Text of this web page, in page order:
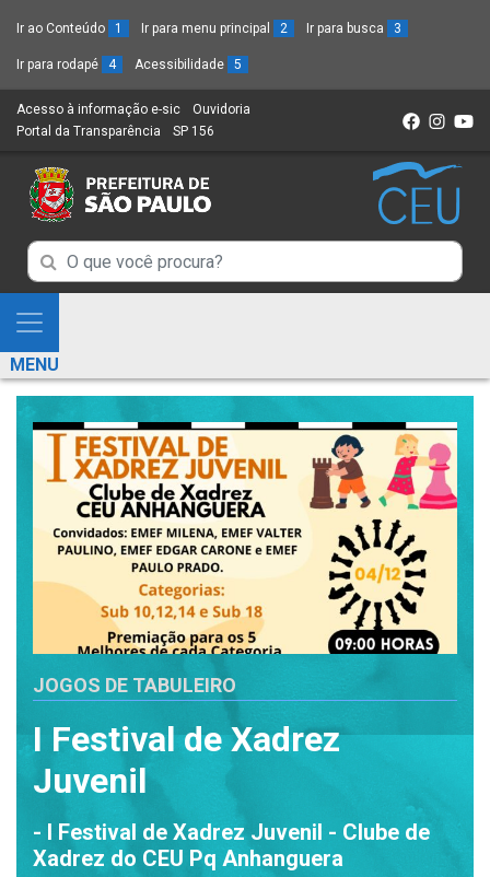
Ir ao Conteúdo 1 Ir para menu principal 2 Ir para busca 3
Ir para rodapé 4 Acessibilidade 5
Acesso à informação e-sic (Link
para
novo
sítio)
Ouvidoria
Portal da Transparência (Link
um
novo
SP 156
Campo
de
Busca
de
informações
Campo
de
de
informações
Mostra
e
Esconde
Menu
MENU
JOGOS DE TABULEIRO
I Festival de Xadrez
Juvenil
- I Festival de Xadrez Juvenil - Clube de
Xadrez do CEU Pq Anhanguera